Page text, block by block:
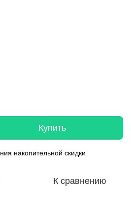
Купить
накопительной скидки
К сравнению